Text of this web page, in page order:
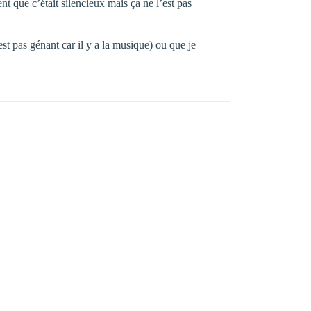
que c’était silencieux mais ça ne l’est pas
pas génant car il y a la musique) ou que je